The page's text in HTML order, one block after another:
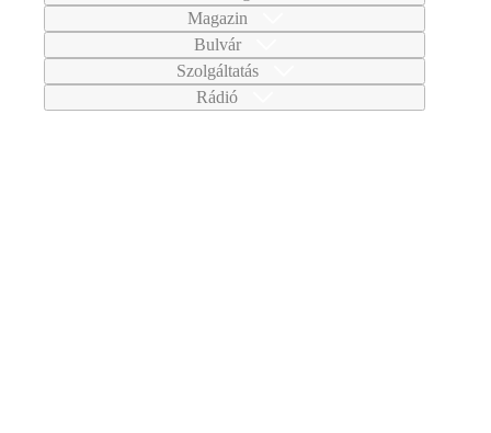
Magazin
Bulvár
Szolgáltatás
Rádió